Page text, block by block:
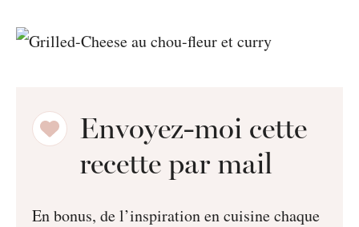
Envoyez-moi cette
recette par mail
En bonus, de l’inspiration en cuisine chaque